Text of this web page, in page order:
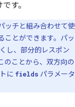
す。
ッチと組み合わせて使
ことができます。パッ
し、部分的レスポン
のことから、双方向の
に fields パラメータ